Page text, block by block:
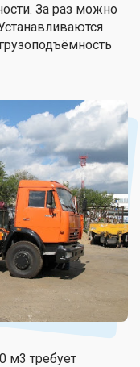
За раз можно
м3 требует